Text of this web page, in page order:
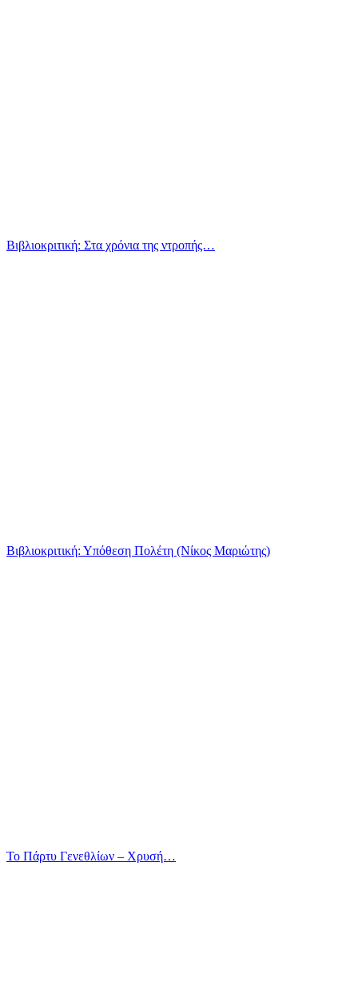
Βιβλιοκριτική: Στα χρόνια της ντροπής…
Βιβλιοκριτική: Υπόθεση Πολέτη (Νίκος Μαριώτης)
Το Πάρτυ Γενεθλίων – Χρυσή…